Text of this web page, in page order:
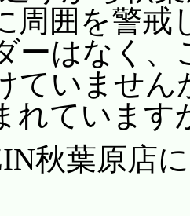
周囲を警
ーはなく
ていません
れていま
秋葉原店